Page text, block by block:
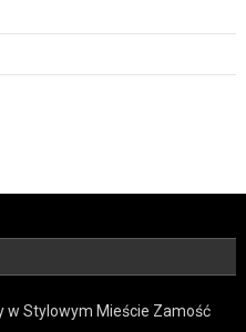
w Stylowym Mieście Zamość